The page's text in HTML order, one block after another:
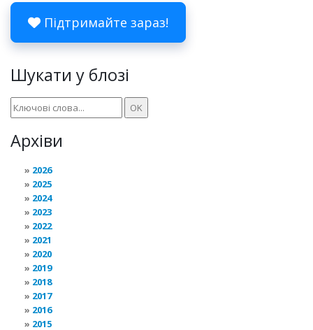
Підтримайте зараз!
Шукати у блозі
Архіви
2026
2025
2024
2023
2022
2021
2020
2019
2018
2017
2016
2015